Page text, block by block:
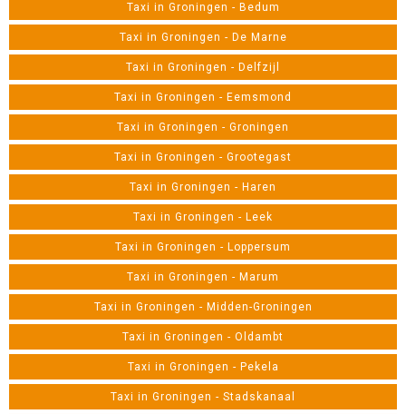
Taxi in Groningen - Bedum
Taxi in Groningen - De Marne
Taxi in Groningen - Delfzijl
Taxi in Groningen - Eemsmond
Taxi in Groningen - Groningen
Taxi in Groningen - Grootegast
Taxi in Groningen - Haren
Taxi in Groningen - Leek
Taxi in Groningen - Loppersum
Taxi in Groningen - Marum
Taxi in Groningen - Midden-Groningen
Taxi in Groningen - Oldambt
Taxi in Groningen - Pekela
Taxi in Groningen - Stadskanaal